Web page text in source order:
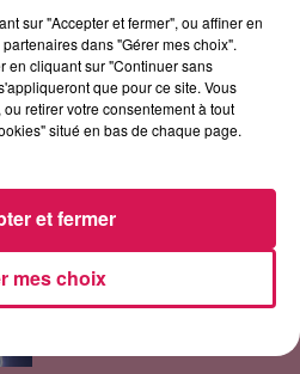
PLUS CONSULTÉS
CHALEUR ET RISQUE
D'ORAGES CE LUNDI EN
Un temps typiquement estival
et changeant concerne nos
sur "Accepter et fermer", ou affiner en
dans "Gérer mes choix".
en cliquant sur "Continuer sans
que pour ce site. Vous
retirer votre consentement à tout
situé en bas de chaque page.
mes choix
et fermer